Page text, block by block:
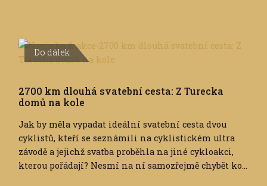
Do dálek
2700 km dlouhá svatební cesta: Z Turecka
domů na kole
Jak by měla vypadat ideální svatební cesta dvou
cyklistů, kteří se seznámili na cyklistickém ultra
závodě a jejichž svatba proběhla na jiné cykloakci,
kterou pořádají? Nesmí na ní samozřejmě chybět ko...